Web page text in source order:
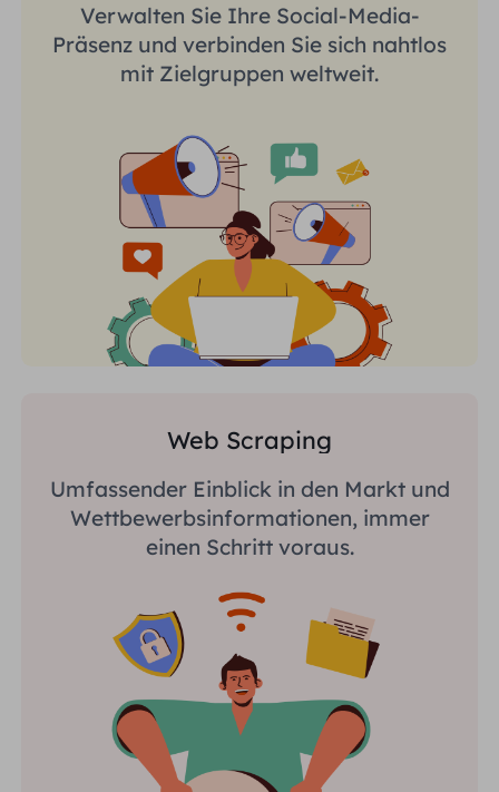
Verwalten Sie Ihre Social-Media-
Präsenz und verbinden Sie sich nahtlos
mit Zielgruppen weltweit.
Web Scraping
Umfassender Einblick in den Markt und
Wettbewerbsinformationen, immer
einen Schritt voraus.